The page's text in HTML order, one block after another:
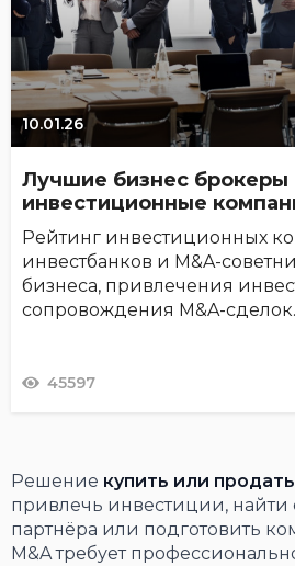
10.01.26
Лучшие бизнес брокеры
инвестиционные
Рейтинг инвестиционных
инвестбанков и M&A-
бизнеса, привлечения
сопровождения M&A-сделок.
45597
Решение купить или
привлечь инвестиции, найти
партнёра или подготовить
M&A требует